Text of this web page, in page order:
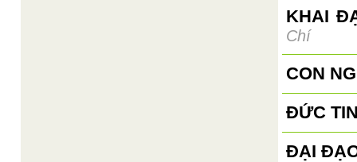
KHAI
Chí
CON
ĐỨC
ĐẠI